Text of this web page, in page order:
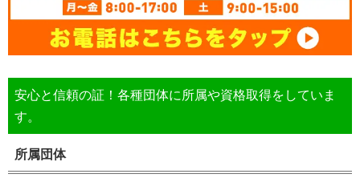
安心と信頼の証！各種団体に所属や資格取得をしていま
す。
所属団体